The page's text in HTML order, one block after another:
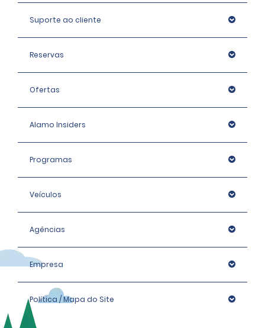
Suporte ao cliente
Reservas
Ofertas
Alamo Insiders
Programas
Veículos
Agências
Empresa
Política / Mapa do Site